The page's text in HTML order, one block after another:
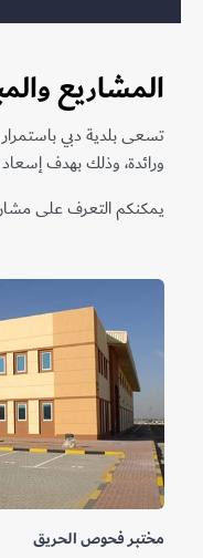
المشاريع
تسعى بلدية دبي
ورائدة، وذلك بهدف
يمكنكم التعرف على
مختبر فحوص الحريق